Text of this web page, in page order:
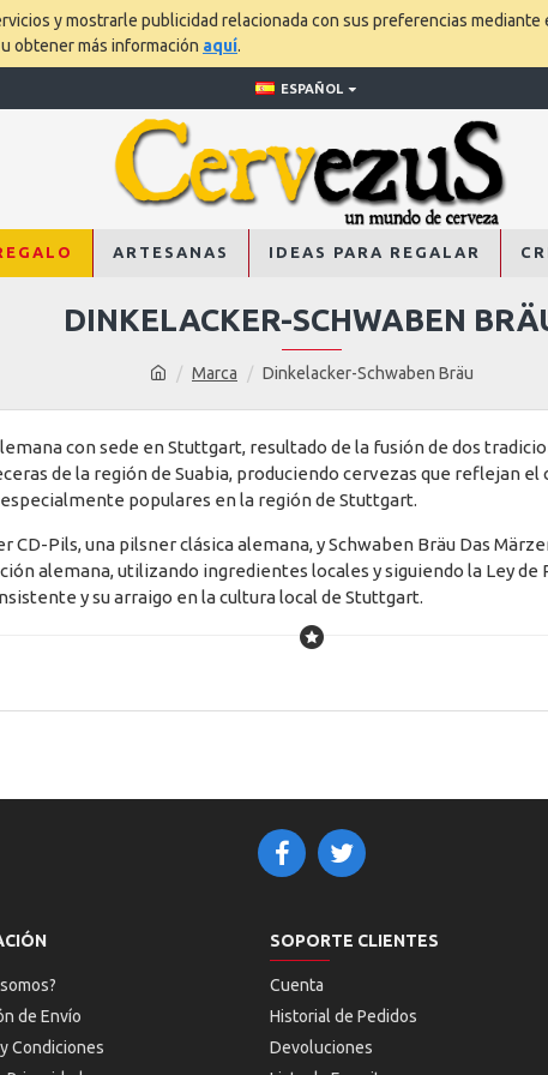
y mostrarle publicidad relacionada con sus preferencias
obtener más información aquí.
ESPAÑOL
ARTESANAS IDEAS PARA REGALAR
Marca Dinkelacker-Schwaben Bräu
DINKELACKER-SCHWABEN
con sede en Stuttgart, resultado de la fusión de dos
de la región de Suabia, produciendo cervezas que reflejan
populares en la región de Stuttgart.
Pils, una pilsner clásica alemana, y Schwaben Bräu Das
alemana, utilizando ingredientes locales y siguiendo la Ley
y su arraigo en la cultura local de Stuttgart.
de Envío
Condiciones
SOPORTE CLIENTES
Cuenta
Historial de Pedidos
Devoluciones